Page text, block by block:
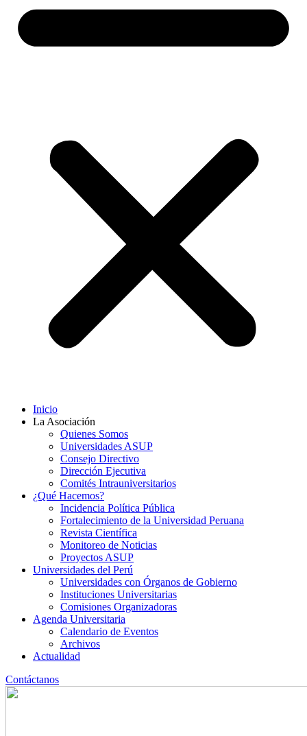
Inicio
La Asociación
Quienes Somos
Universidades ASUP
Consejo Directivo
Dirección Ejecutiva
Comités Intrauniversitarios
¿Qué Hacemos?
Incidencia Política Pública
Fortalecimiento de la Universidad Peruana
Revista Científica
Monitoreo de Noticias
Proyectos ASUP
Universidades del Perú
Universidades con Órganos de Gobierno
Instituciones Universitarias
Comisiones Organizadoras
Agenda Universitaria
Calendario de Eventos
Archivos
Actualidad
Contáctanos